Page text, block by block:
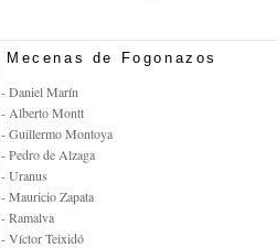
Mecenas de Fogonazos
- Daniel Marín
- Alberto Montt
- Guillermo Montoya
- Pedro de Alzaga
- Uranus
- Mauricio Zapata
- Ramalva
- Víctor Teixidó